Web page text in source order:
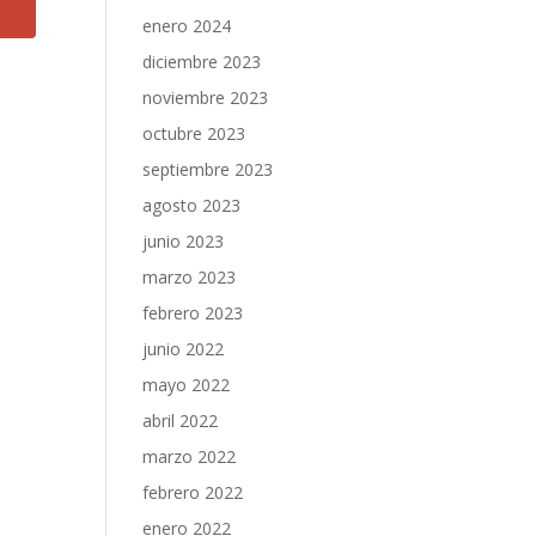
enero 2024
diciembre 2023
noviembre 2023
octubre 2023
septiembre 2023
agosto 2023
junio 2023
marzo 2023
febrero 2023
junio 2022
mayo 2022
abril 2022
marzo 2022
febrero 2022
enero 2022